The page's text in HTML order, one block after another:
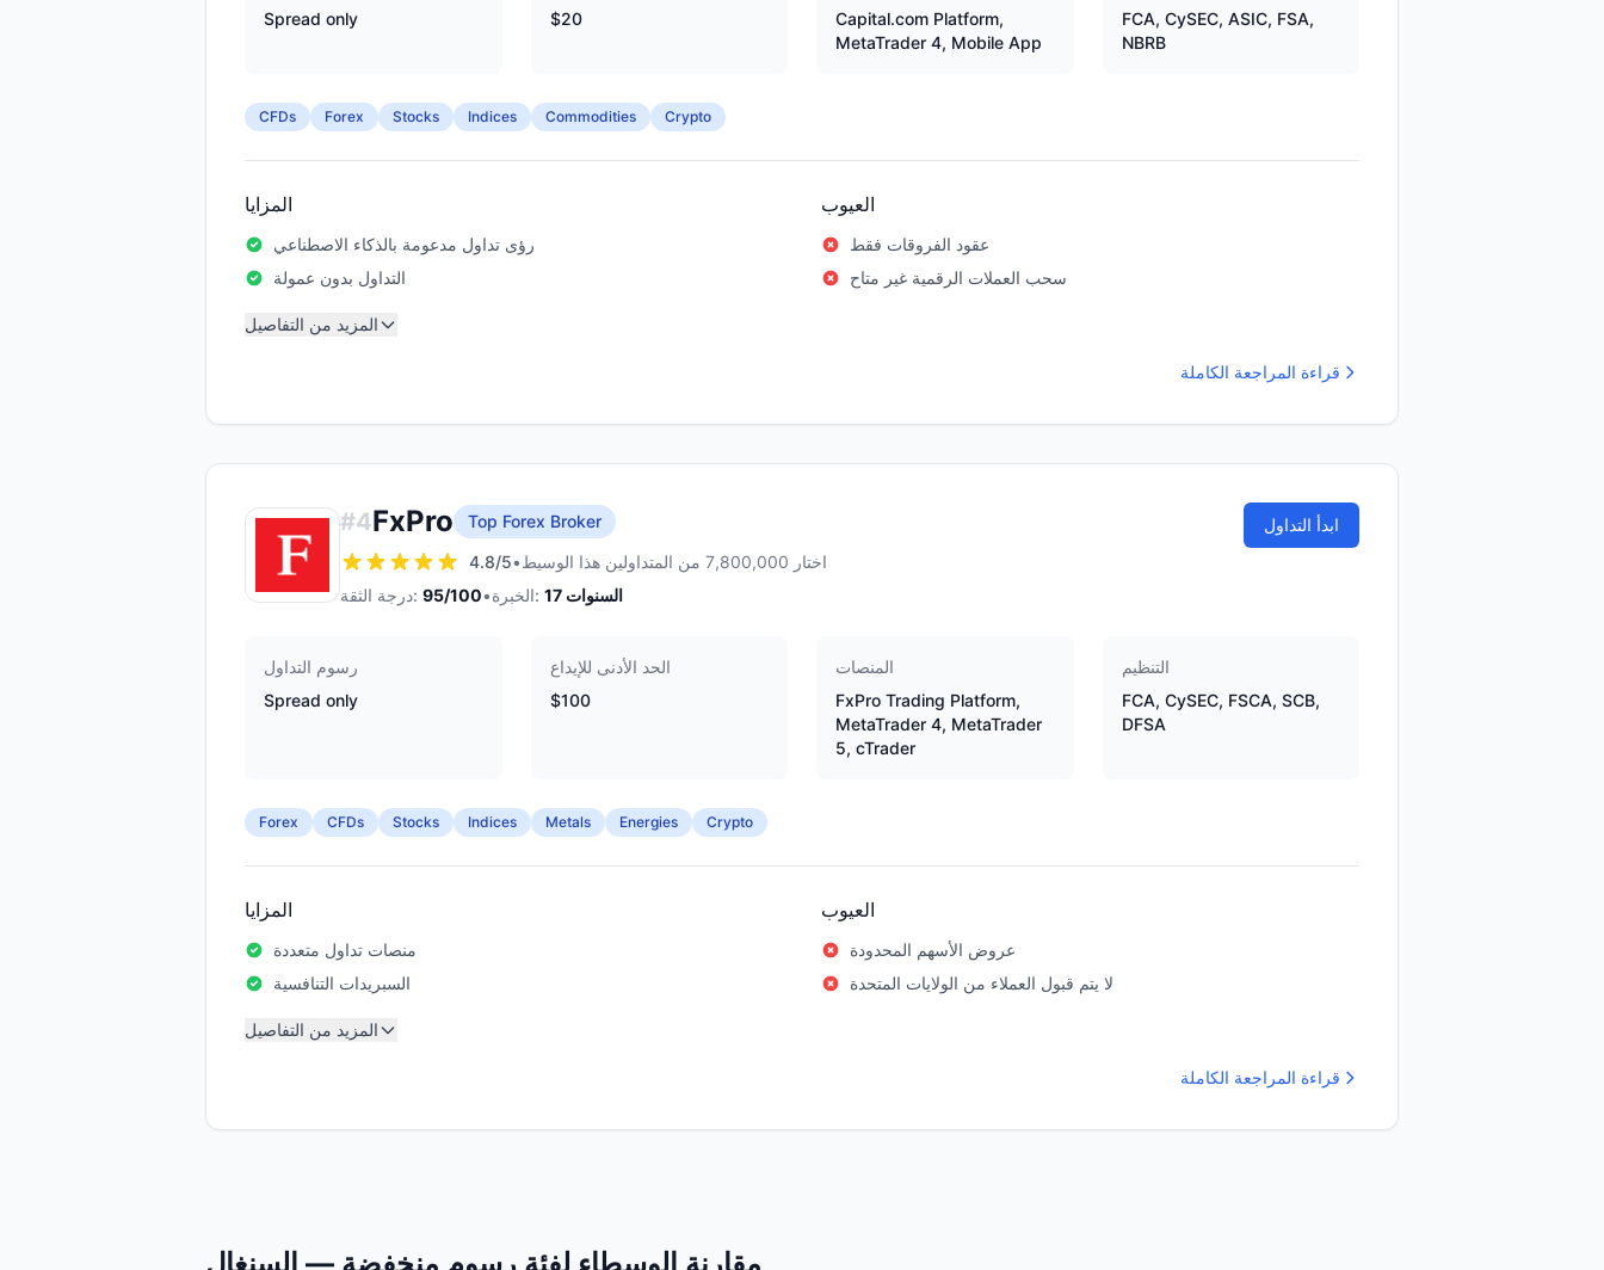
Spread only
$20
Capital.com Platform,
MetaTrader 4, Mobile App
FCA, CySEC, ASIC, FSA,
NBRB
CFDs Forex Stocks Indices Commodities Crypto
المزايا
رؤى تداول مدعومة بالذكاء الاصطناعي
التداول بدون عمولة
العيوب
عقود الفروقات فقط
سحب العملات الرقمية غير متاح
المزيد من التفاصيل
قراءة المراجعة الكاملة
#4FxPro
Top Forex Broker
4.8/5•
اختار 7,800,000 من المتداولين هذا الوسيط
درجة الثقة: 95/100• الخبرة: 17 السنوات
ابدأ التداول
رسوم التداول
Spread only
الحد الأدنى للإيداع
$100
المنصات
FxPro Trading Platform,
MetaTrader 4, MetaTrader
5, cTrader
التنظيم
FCA, CySEC, FSCA, SCB,
DFSA
Forex CFDs Stocks Indices Metals Energies Crypto
المزايا
منصات تداول متعددة
السبريدات التنافسية
العيوب
عروض الأسهم المحدودة
لا يتم قبول العملاء من الولايات المتحدة
المزيد من التفاصيل
قراءة المراجعة الكاملة